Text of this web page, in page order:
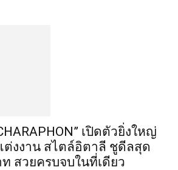
เปิดตัวยิ่งใหญ่
งงาน สไตล์อิตาลี ชูดีลสุด
สวยครบจบในที่เดียว